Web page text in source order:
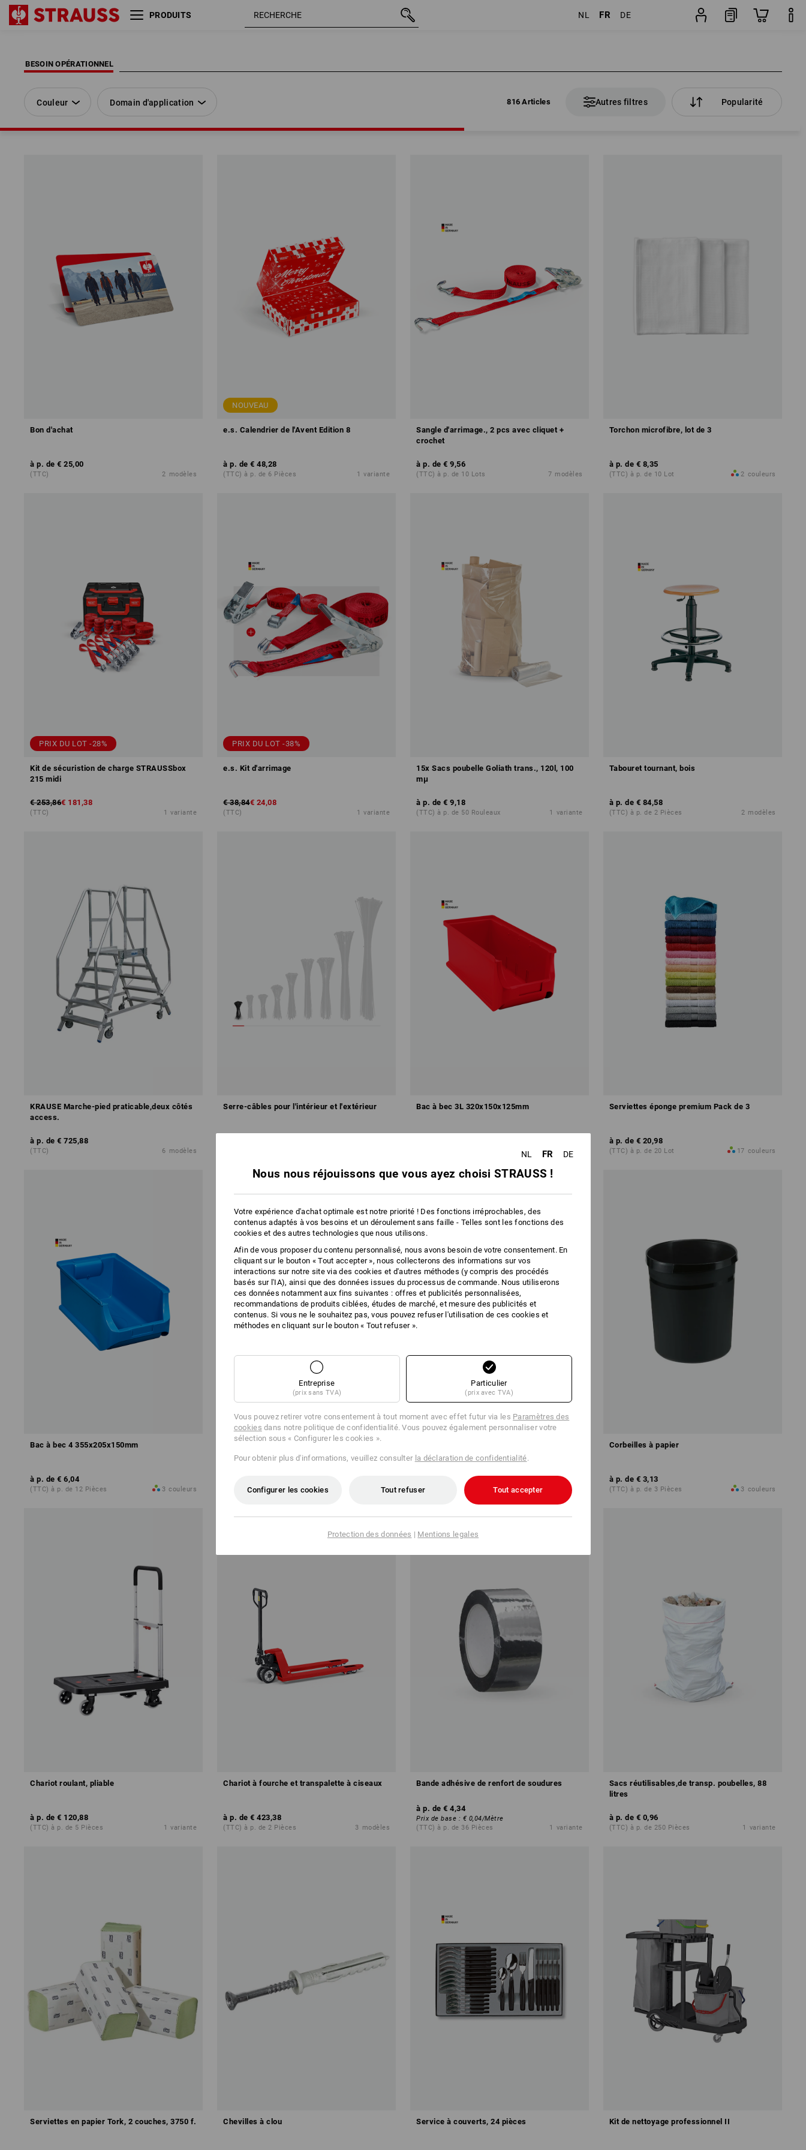
PRODUITS NL FR DE
BESOIN OPÉRATIONNEL
Couleur Domain d'application 816 Articles Autres filtres Popularité
Couleur Domain d'application
Bon d'achat
à p. de € 25,00
(TTC) 2 modèles
NOUVEAU
e.s. Calendrier de l'Avent Edition 8
à p. de € 48,28
(TTC) à p. de 6 Pièces 1 variante
Sangle d'arrimage., 2 pcs avec cliquet +
crochet
à p. de € 9,56
(TTC) à p. de 10 Lots 7 modèles
Torchon microfibre, lot de 3
à p. de € 8,35
(TTC) à p. de 10 Lot 2 couleurs
PRIX DU LOT -28%
Kit de sécuristion de charge STRAUSSbox
215 midi
€ 253,86€ 181,38
(TTC) 1 variante
PRIX DU LOT -38%
e.s. Kit d'arrimage
€ 38,84€ 24,08
(TTC) 1 variante
15x Sacs poubelle Goliath trans., 120l, 100
mμ
à p. de € 9,18
(TTC) à p. de 50 Rouleaux 1 variante
Tabouret tournant, bois
à p. de € 84,58
(TTC) à p. de 2 Pièces 2 modèles
KRAUSE Marche-pied praticable,deux côtés
access.
à p. de € 725,88
(TTC) 6 modèles
Serre-câbles pour l'intérieur et l'extérieur Bac à bec 3L 320x150x125mm
3 couleurs
Serviettes éponge premium Pack de 3
à p. de € 20,98
(TTC) à p. de 20 Lot 17 couleurs
Bac à bec 4 355x205x150mm
à p. de € 6,04
(TTC) à p. de 12 Pièces 3 couleurs
Serviettes de bain en éponge Premium
(TTC) à p. de 20 Pièces couleurs
plateforme
€ 435,48
(TTC) modèles
Corbeilles à papier
à p. de € 3,13
(TTC) à p. de 3 Pièces 3 couleurs
Chariot roulant, pliable
à p. de € 120,88
(TTC) à p. de 5 Pièces 1 variante
Chariot à fourche et transpalette à ciseaux
à p. de € 423,38
(TTC) à p. de 2 Pièces 3 modèles
Bande adhésive de renfort de soudures
à p. de € 4,34
Prix de base : € 0,04/Mètre
(TTC) à p. de 36 Pièces
1 variante
Sacs réutilisables,de transp. poubelles, 88
litres
à p. de € 0,96
(TTC) à p. de 250 Pièces 1 variante
Serviettes en papier Tork, 2 couches, 3750 f. Chevilles à clou Service à couverts, 24 pièces Kit de nettoyage professionnel II
NL FR DE
Nous nous réjouissons que vous ayez choisi STRAUSS !
Votre expérience d'achat optimale est notre priorité ! Des fonctions irréprochables, des
contenus adaptés à vos besoins et un déroulement sans faille - Telles sont les fonctions des
cookies et des autres technologies que nous utilisons.
Afin de vous proposer du contenu personnalisé, nous avons besoin de votre consentement. En
cliquant sur le bouton « Tout accepter », nous collecterons des informations sur vos
interactions sur notre site via des cookies et d'autres méthodes (y compris des procédés
basés sur l'IA), ainsi que des données issues du processus de commande. Nous utiliserons
ces données notamment aux fins suivantes : offres et publicités personnalisées,
recommandations de produits ciblées, études de marché, et mesure des publicités et
contenus. Si vous ne le souhaitez pas, vous pouvez refuser l'utilisation de ces cookies et
méthodes en cliquant sur le bouton « Tout refuser ».
Entreprise
(prix sans TVA)
Particulier
(prix avec TVA)
Vous pouvez retirer votre consentement à tout moment avec effet futur via les Paramètres des
cookies dans notre politique de confidentialité. Vous pouvez également personnaliser votre
sélection sous « Configurer les cookies ».
Pour obtenir plus d'informations, veuillez consulter la déclaration de confidentialité.
Configurer les cookies Tout refuser Tout accepter
Protection des données | Mentions legales